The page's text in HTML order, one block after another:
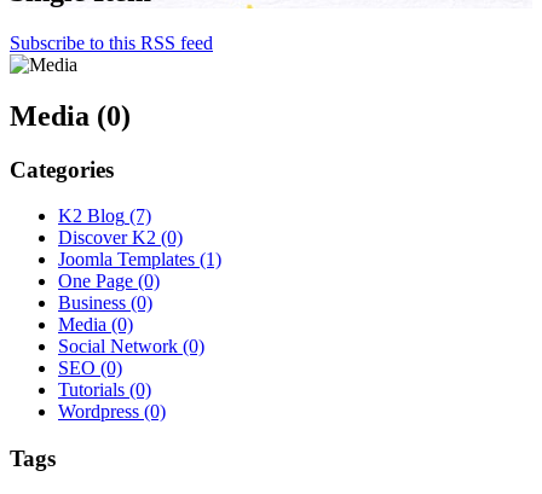
Subscribe to this RSS feed
Media (0)
Categories
K2 Blog (7)
Discover K2 (0)
Joomla Templates (1)
One Page (0)
Business (0)
Media (0)
Social Network (0)
SEO (0)
Tutorials (0)
Wordpress (0)
Tags